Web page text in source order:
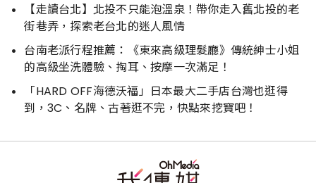
【走讀台北】北投不只能泡溫泉！帶你走入舊北投的老
街巷弄，探索老台北的迷人風情
台南老派行程推薦：《東來高級理髮廳》傳統紳士小姐
的高級坐洗體驗、掏耳、按摩一次滿足！
「HARD OFF海德沃福」日本最大二手店台灣也逛得
到，3C、名牌、古著逛不完，快點來挖寶吧！